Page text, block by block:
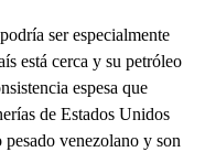
ser especialmente
está cerca y su petróleo
espesa que
de Estados Unidos
venezolano y son